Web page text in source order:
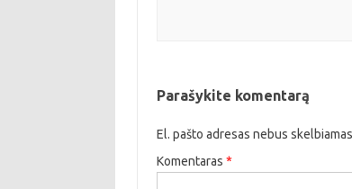
Parašykite komentarą
El. pašto adresas nebus
Komentaras *